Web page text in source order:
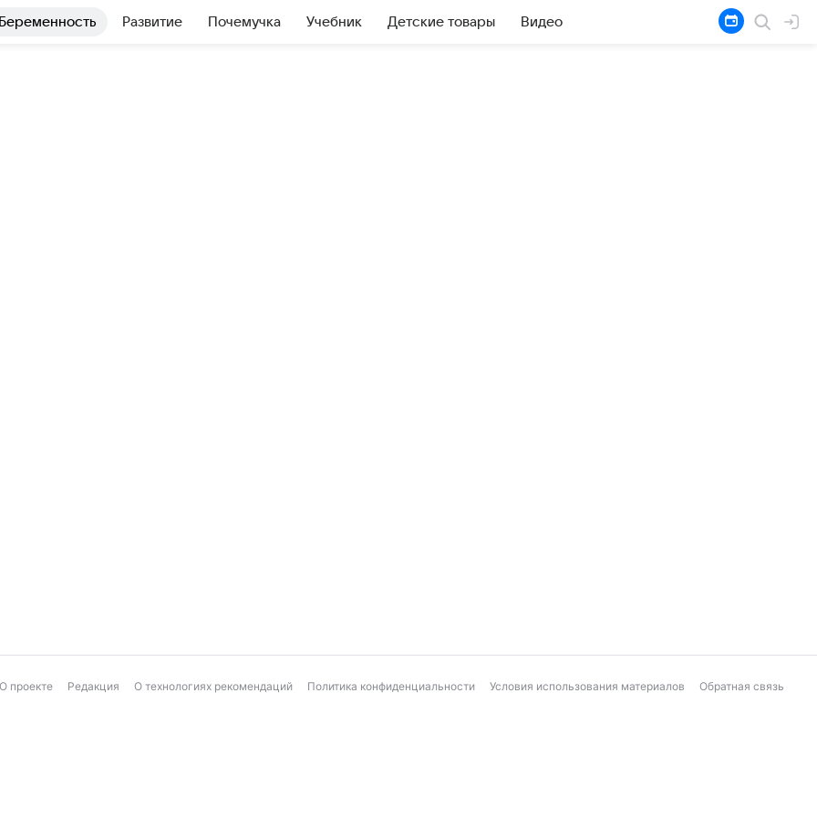
Беременность Развитие Почемучка Учебник Детские товары Видео
О проекте Редакция О технологиях рекомендаций Политика конфиденциальности Условия использования материалов Обратная связь